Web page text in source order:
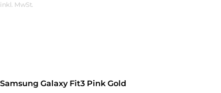
inkl. MwSt.
Samsung Galaxy Fit3 Pink Gold